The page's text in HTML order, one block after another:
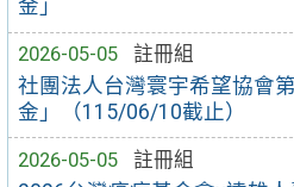
金」
2026-05-05
註冊組
社團法人台灣寰宇希望協會
金」（115/06/10截止）
2026-05-05
註冊組